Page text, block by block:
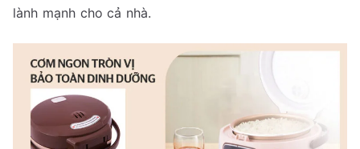
lành mạnh cho cả nhà.